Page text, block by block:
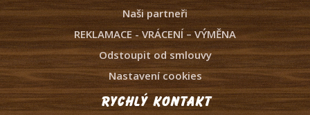
Naši partneři
REKLAMACE - VRÁCENÍ – VÝMĚNA
Odstoupit od smlouvy
Nastavení cookies
Rychlý kontakt